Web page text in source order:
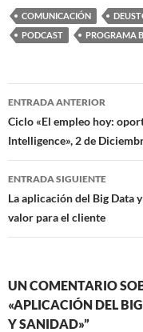
COMUNICACIÓN
PODCAST
PROGRAMA
Navegación
de
entradas
ENTRADA ANTERIOR
Ciclo «El empleo hoy:
Intelligence», 2 de
ENTRADA SIGUIENTE
La aplicación del Big Data
valor para el cliente
UN COMENTARIO
«APLICACIÓN DEL
Y SANIDAD»”